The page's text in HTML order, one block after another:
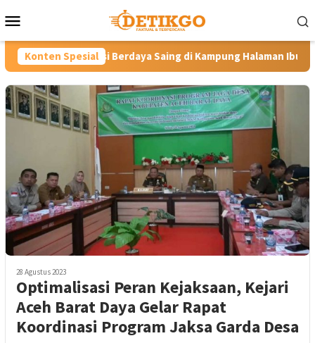
ke
Mobile
Konten Spesial
Saing di Kampung Halaman Ibunda Presiden
28 Agustus 2023
Optimalisasi Peran Kejaksaan, Kejari
Aceh Barat Daya Gelar Rapat
Koordinasi Program Jaksa Garda Desa